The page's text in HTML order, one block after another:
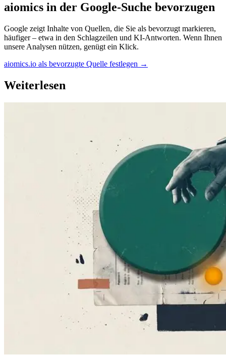
aiomics in der Google-Suche bevorzugen
Google zeigt Inhalte von Quellen, die Sie als bevorzugt markieren,
häufiger – etwa in den Schlagzeilen und KI-Antworten. Wenn Ihnen
unsere Analysen nützen, genügt ein Klick.
aiomics.io als bevorzugte Quelle festlegen →
Weiterlesen